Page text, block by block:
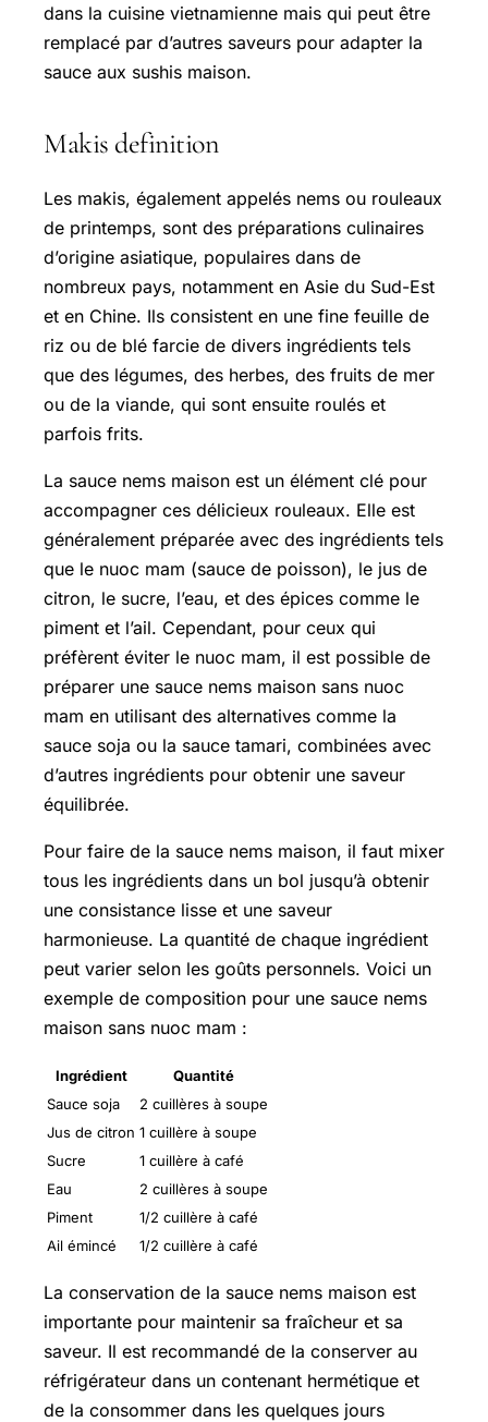
dans la cuisine vietnamienne mais qui peut être
remplacé par d’autres saveurs pour adapter la
sauce aux sushis maison.
Makis definition
Les makis, également appelés nems ou rouleaux
de printemps, sont des préparations culinaires
d’origine asiatique, populaires dans de
nombreux pays, notamment en Asie du Sud-Est
et en Chine. Ils consistent en une fine feuille de
riz ou de blé farcie de divers ingrédients tels
que des légumes, des herbes, des fruits de mer
ou de la viande, qui sont ensuite roulés et
parfois frits.
La sauce nems maison est un élément clé pour
accompagner ces délicieux rouleaux. Elle est
généralement préparée avec des ingrédients tels
que le nuoc mam (sauce de poisson), le jus de
citron, le sucre, l’eau, et des épices comme le
piment et l’ail. Cependant, pour ceux qui
préfèrent éviter le nuoc mam, il est possible de
préparer une sauce nems maison sans nuoc
mam en utilisant des alternatives comme la
sauce soja ou la sauce tamari, combinées avec
d’autres ingrédients pour obtenir une saveur
équilibrée.
Pour faire de la sauce nems maison, il faut mixer
tous les ingrédients dans un bol jusqu’à obtenir
une consistance lisse et une saveur
harmonieuse. La quantité de chaque ingrédient
peut varier selon les goûts personnels. Voici un
exemple de composition pour une sauce nems
maison sans nuoc mam :
Ingrédient
Quantité
Sauce soja
2 cuillères à soupe
Jus de citron 1 cuillère à soupe
Sucre
1 cuillère à café
Eau
2 cuillères à soupe
Piment
1/2 cuillère à café
Ail émincé
1/2 cuillère à café
La conservation de la sauce nems maison est
importante pour maintenir sa fraîcheur et sa
saveur. Il est recommandé de la conserver au
réfrigérateur dans un contenant hermétique et
de la consommer dans les quelques jours